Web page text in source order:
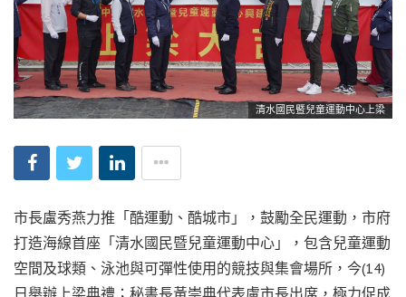
清水國民暨兒童運動中心上梁
市長盧秀燕力推「酷運動、酷城市」，鼓勵全民運動，市府
打造海線首座「清水國民暨兒童運動中心」，包含兒童運動
空間及球類、泳池與可彈性使用的競技與集會場所，今(14)
日舉辦上梁典禮；秘書長黃崇典代表盧市長出席，極力促成